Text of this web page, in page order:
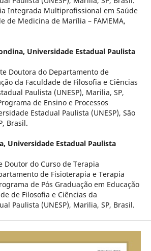
Integrada Multiprofissional em Saúde
de Medicina de Marília – FAMEMA,
Universidade Estadual Paulista
Doutora do Departamento de
da Faculdade de Filosofia e Ciências
Paulista (UNESP), Marilia, SP,
de Ensino e Processos
Estadual Paulista (UNESP), São
Brasil.
Universidade Estadual Paulista
Doutor do Curso de Terapia
de Fisioterapia e Terapia
de Pós Graduação em Educação
de Filosofia e Ciências da
Paulista (UNESP), Marilia, SP, Brasil.